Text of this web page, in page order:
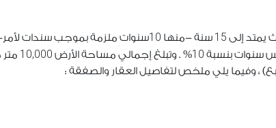
يمتد إلى 15 سنة -منها 10سنوات ملزمة بموجب سندات لأمر-
سنوات بنسبة 10% . وتبلغ إجمالي مساحة الأرض 10,000 متر
، وفيما يلي ملخص لتفاصيل العقار والصفقة :